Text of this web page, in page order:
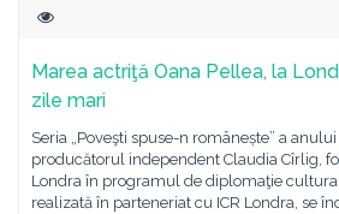
Marea actriţă Oana Pellea, la
zile mari
Seria „Poveşti spuse-n românește” a
producătorul independent Claudia Cîrlig,
Londra în programul de diplomaţie
realizată în parteneriat cu ICR Londra, se